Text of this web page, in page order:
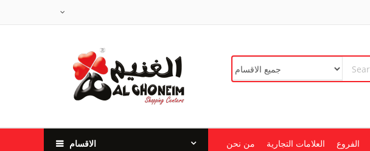
الاقسام من نحن العلامات التجارية الفروع